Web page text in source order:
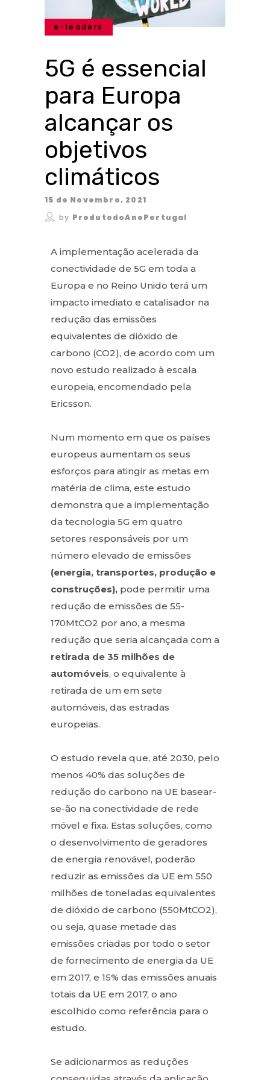
e-leaders
5G é essencial
para Europa
alcançar os
objetivos
climáticos
15 de Novembro, 2021
by ProdutodoAnoPortugal
A implementação acelerada da
conectividade de 5G em toda a
Europa e no Reino Unido terá um
impacto imediato e catalisador na
redução das emissões
equivalentes de dióxido de
carbono (CO2), de acordo com um
novo estudo realizado à escala
europeia, encomendado pela
Ericsson.
Num momento em que os países
europeus aumentam os seus
esforços para atingir as metas em
matéria de clima, este estudo
demonstra que a implementação
da tecnologia 5G em quatro
setores responsáveis por um
número elevado de emissões
(energia, transportes, produção e
construções), pode permitir uma
redução de emissões de 55-
170MtCO2 por ano, a mesma
redução que seria alcançada com a
retirada de 35 milhões de
automóveis, o equivalente à
retirada de um em sete
automóveis, das estradas
europeias.
O estudo revela que, até 2030, pelo
menos 40% das soluções de
redução do carbono na UE basear-
se-ão na conectividade de rede
móvel e fixa. Estas soluções, como
o desenvolvimento de geradores
de energia renovável, poderão
reduzir as emissões da UE em 550
milhões de toneladas equivalentes
de dióxido de carbono (550MtCO2),
ou seja, quase metade das
emissões criadas por todo o setor
de fornecimento de energia da UE
em 2017, e 15% das emissões anuais
totais da UE em 2017, o ano
escolhido como referência para o
estudo.
Se adicionarmos as reduções